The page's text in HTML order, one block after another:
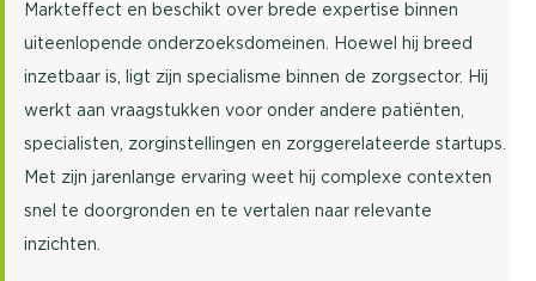
Markteffect en beschikt over brede expertise binnen
uiteenlopende onderzoeksdomeinen. Hoewel hij breed
inzetbaar is, ligt zijn specialisme binnen de zorgsector. Hij
werkt aan vraagstukken voor onder andere patiënten,
specialisten, zorginstellingen en zorggerelateerde startups.
Met zijn jarenlange ervaring weet hij complexe contexten
snel te doorgronden en te vertalen naar relevante
inzichten.